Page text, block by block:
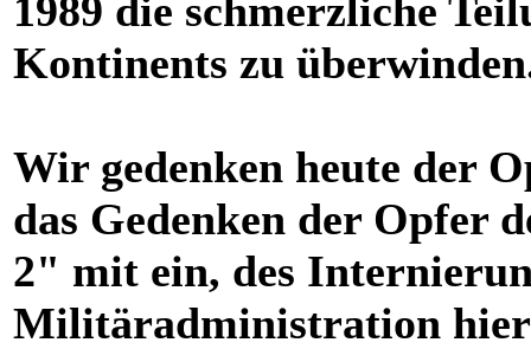
1989 die schmerzliche
Kontinents zu
Wir gedenken heute der
das Gedenken der Opfer
2" mit ein, des
Militäradministration hier